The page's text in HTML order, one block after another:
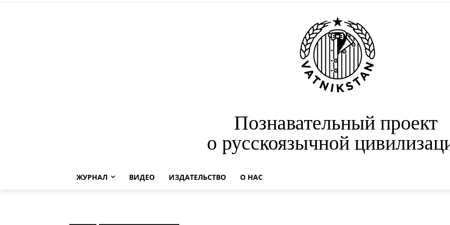
Познавательный проект
о русскоязычной
ЖУРНАЛ ВИДЕО ИЗДАТЕЛЬСТВО О НАС